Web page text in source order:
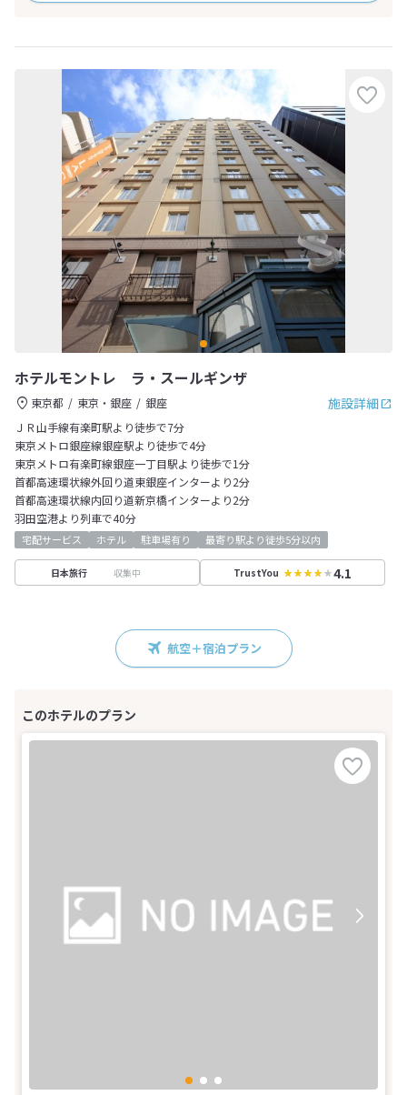
ホテルモントレ ラ・スールギンザ
施設詳細
東京都 東京・銀座
銀座
ＪＲ山手線有楽町駅より徒歩で7分
東京メトロ銀座線銀座駅より徒歩で4分
東京メトロ有楽町線銀座一丁目駅より徒歩で1分
首都高速環状線外回り道東銀座インターより2分
首都高速環状線内回り道新京橋インターより2分
羽田空港より列車で40分
宅配サービス ホテル 駐車場有り 最寄り駅より徒歩5分以内
日本旅行 収集中 TrustYou 4.1
航空＋宿泊プラン